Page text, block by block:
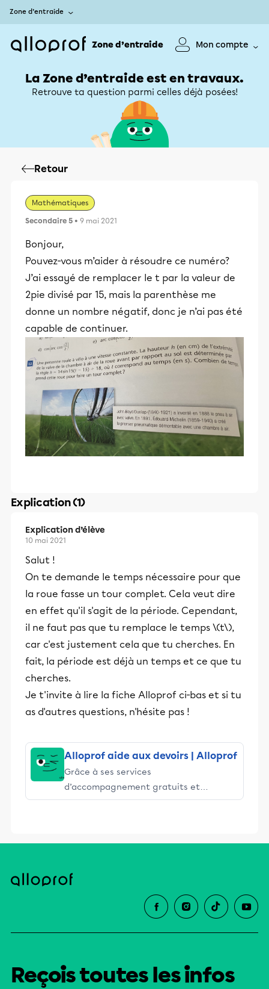
Zone d’entraide
Zone d’entraide Mon compte
La Zone d’entraide est en travaux.
Retrouve ta question parmi celles déjà posées!
Retour
Mathématiques
Secondaire 5 • 9 mai 2021
Bonjour,
Pouvez-vous m’aider à résoudre ce numéro?
J’ai essayé de remplacer le t par la valeur de
2pie divisé par 15, mais la parenthèse me
donne un nombre négatif, donc je n’ai pas été
capable de continuer.
Explication (1)
Explication d’élève
10 mai 2021
Salut !
On te demande le temps nécessaire pour que
la roue fasse un tour complet. Cela veut dire
en effet qu'il s'agit de la période. Cependant,
il ne faut pas que tu remplace le temps \(t\),
car c'est justement cela que tu cherches. En
fait, la période est déjà un temps et ce que tu
cherches.
Je t'invite à lire la fiche Alloprof ci-bas et si tu
as d'autres questions, n'hésite pas !
Alloprof aide aux devoirs | Alloprof
Grâce à ses services
d’accompagnement gratuits et
stimulants, Alloprof engage les élèves
Reçois toutes les infos